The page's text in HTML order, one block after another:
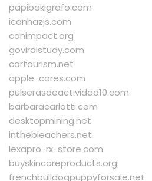
papibakigrafo.com
icanhazjs.com
canimpact.org
goviralstudy.com
cartourism.net
apple-cores.com
pulserasdeactividad10.com
barbaracarlotti.com
desktopmining.net
inthebleachers.net
lexapro-rx-store.com
buyskincareproducts.org
frenchbulldogpuppyforsale.net